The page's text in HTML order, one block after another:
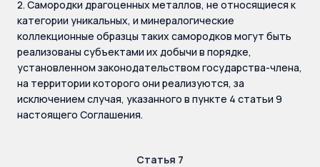
2. Самородки драгоценных металлов, не относящиеся к
категории уникальных, и минералогические
коллекционные образцы таких самородков могут быть
реализованы субъектами их добычи в порядке,
установленном законодательством государства-члена,
на территории которого они реализуются, за
исключением случая, указанного в пункте 4 статьи 9
настоящего Соглашения.
Статья 7